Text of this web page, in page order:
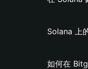
Solana 上
如何在